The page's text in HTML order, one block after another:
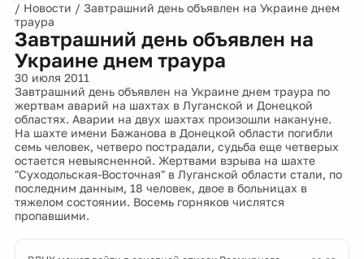
/ Новости / Завтрашний день объявлен на Украине днем
траура
Завтрашний день объявлен на
Украине днем траура
30 июля 2011
Завтрашний день объявлен на Украине днем траура по
жертвам аварий на шахтах в Луганской и Донецкой
областях. Аварии на двух шахтах произошли накануне.
На шахте имени Бажанова в Донецкой области погибли
семь человек, четверо пострадали, судьба еще четверых
остается невыясненной. Жертвами взрыва на шахте
"Суходольская-Восточная" в Луганской области стали, по
последним данным, 18 человек, двое в больницах в
тяжелом состоянии. Восемь горняков числятся
пропавшими.